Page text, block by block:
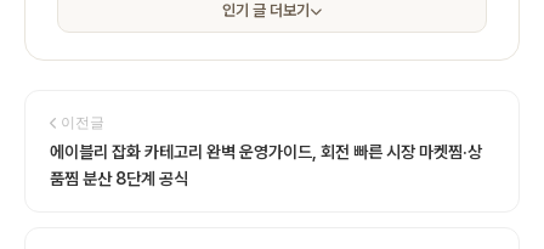
인기 글 더보기
이전글
에이블리 잡화 카테고리 완벽 운영가이드, 회전 빠른 시장 마켓찜·상
품찜 분산 8단계 공식